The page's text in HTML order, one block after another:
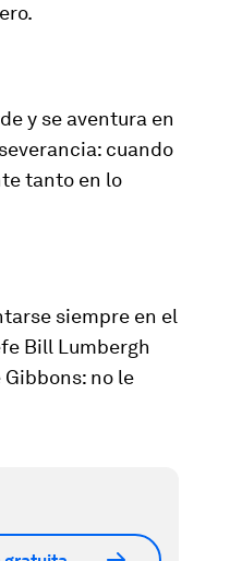
y se aventura en
cuando
tanto en lo
siempre en el
Bill Lumbergh
no le